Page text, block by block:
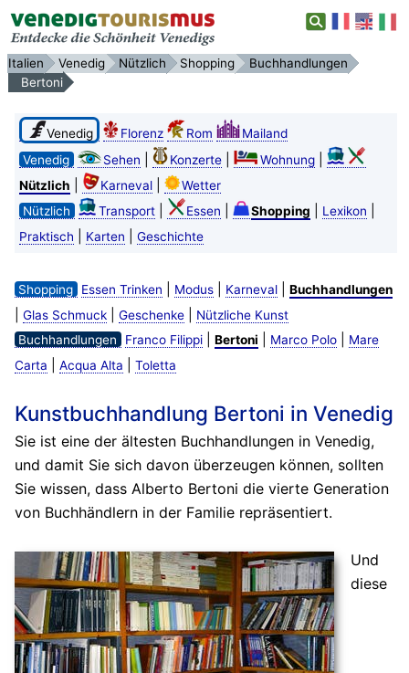
Italien Venedig Nützlich Shopping
Buchhandlungen
Bertoni
Venedig Florenz Rom
Mailand
Venedig
Sehen Konzerte| Wohnung|
Nützlich Karneval|
Wetter
Nützlich
Transport| Essen Shopping Lexikon
Praktisch Karten Geschichte
Shopping Essen Trinken Modus| Karneval| Buchhandlungen
Glas Schmuck| Geschenke|
Nützliche Kunst
Buchhandlungen
Franco Filippi| Bertoni Marco Polo|
Mare
Carta
Acqua Alta Toletta
Kunstbuchhandlung Bertoni in Venedig
Sie ist eine der ältesten Buchhandlungen in Venedig,
und damit Sie sich davon überzeugen können, sollten
Sie wissen, dass Alberto Bertoni die vierte Generation
von Buchhändlern in der Familie repräsentiert.
Und
diese